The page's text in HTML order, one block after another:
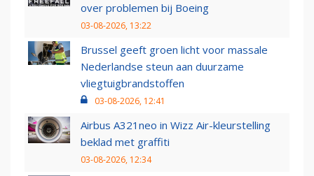
over problemen bij Boeing
03-08-2026, 13:22
Brussel geeft groen licht voor massale
Nederlandse steun aan duurzame
vliegtuigbrandstoffen
03-08-2026, 12:41
Airbus A321neo in Wizz Air-kleurstelling
beklad met graffiti
03-08-2026, 12:34